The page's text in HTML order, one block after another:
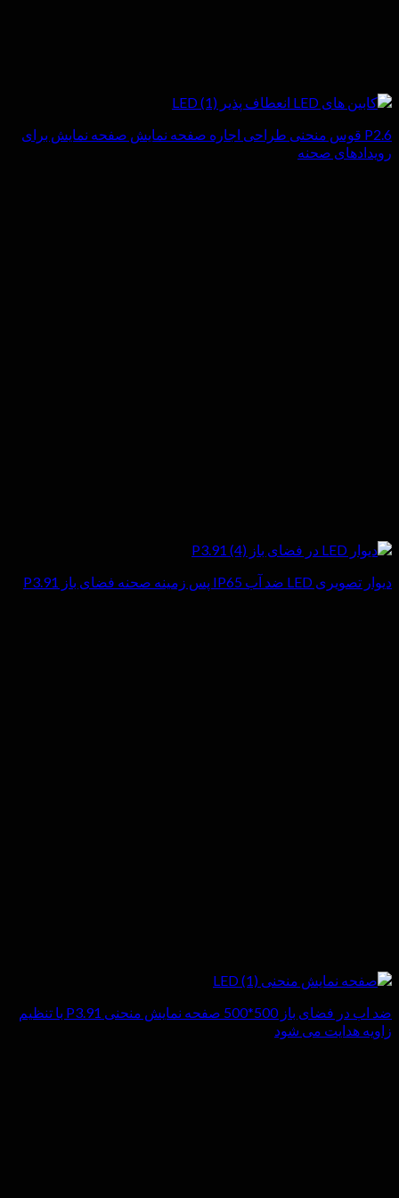
P2.6 قوس منحنی طراحی اجاره صفحه نمایش صفحه نمایش برای
رویدادهای صحنه
دیوار تصویری LED ضد آب IP65 پس زمینه صحنه فضای باز P3.91
ضد اب در فضای باز 500*500 صفحه نمایش منحنی P3.91 با تنظیم
زاویه هدایت می شود